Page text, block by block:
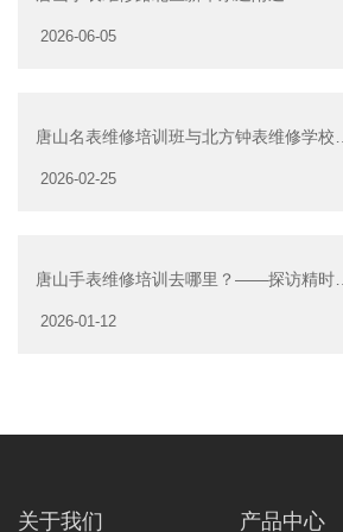
2026-06-05
唐山名表维修培训班与北方钟表维修学校：
2026-02-25
唐山手表维修培训去哪里？——探访精时表
2026-01-12
关于我们 产品中心